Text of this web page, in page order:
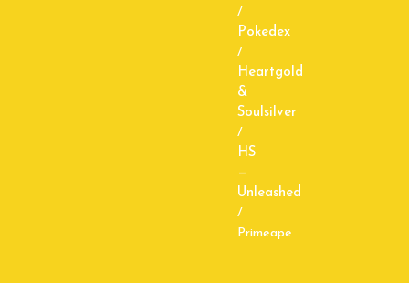
/
Pokedex
/
Heartgold
&
Soulsilver
/
HS
—
Unleashed
/
Primeape